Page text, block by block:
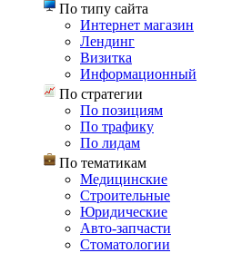
По типу сайта
Интернет магазин
Лендинг
Визитка
Информационный
По стратегии
По позициям
По трафику
По лидам
По тематикам
Медицинские
Строительные
Юридические
Авто-запчасти
Стоматологии